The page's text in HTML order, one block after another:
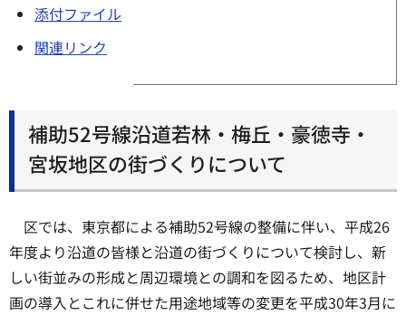
添付ファイル
関連リンク
補助52号線沿道若林・梅丘・豪徳寺・
宮坂地区の街づくりについて
区では、東京都による補助52号線の整備に伴い、平成26
年度より沿道の皆様と沿道の街づくりについて検討し、新
しい街並みの形成と周辺環境との調和を図るため、地区計
画の導入とこれに併せた用途地域等の変更を平成30年3月に